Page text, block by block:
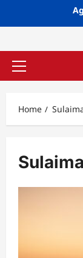
Primary
Home